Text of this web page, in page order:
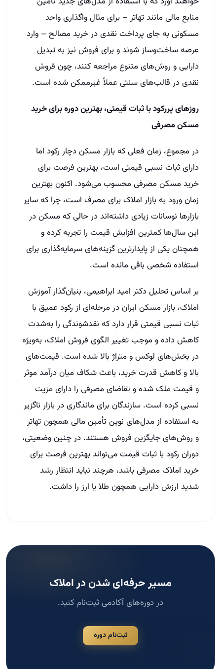
منابع مالی مانند تهاتر – برای مثال واگذاری واحد
مسکونی به جای پرداخت نقدی در خرید مصالح – وارد
عرصه ساخت‌وساز شوند و برای فروش نیز به تبدیل
دارایی و روش‌های متنوع مراجعه کنند، چون فروش
نقدی در قالب‌های سنتی عملاً غیرممکن شده است.
روزهای پررکود با ثبات قیمتی، بهترین دوره برای خرید
مسکن مصرفی
در مجموع، زمان فعلی که بازار مسکن دچار رکود اما
دارای ثبات نسبی قیمتی است، بهترین فرصت برای
خرید مسکن مصرفی محسوب می‌شود. اکنون بهترین
زمان ورود به بازار املاک برای مصرف است، چرا که سایر
بازارها نوسانات زیادی داشته‌اند در حالی که مسکن در
این سال‌ها کمترین افزایش قیمت را تجربه کرده و
همچنان یکی از پایدارترین گزینه‌های سرمایه‌گذاری برای
استفاده شخصی باقی مانده است.
بر اساس تحلیل دکتر امید ابراهیمی، بنیان‌گذار آموزش
املاک، بازار مسکن ایران در مرحله‌ای از رکود عمیق با
ثبات نسبی قیمتی قرار دارد که نقدشوندگی را به‌شدت
کاهش داده و موجب تغییر الگوی فروش املاک، به‌ویژه
در بخش‌های لوکس و متراژ بالا شده است. قیمت‌های
بالا و کاهش قدرت خرید، باعث شکاف میان درآمد موثر
و قیمت ملک شده و تقاضای مصرفی را دارای مزیت
نسبی کرده است. سازندگان برای ماندگاری در بازار ناگزیر
به استفاده از مدل‌های نوین تأمین مالی همچون تهاتر
و روش‌های جایگزین فروش هستند. در چنین وضعیتی،
دوران رکود با ثبات قیمت می‌تواند بهترین فرصت برای
خرید املاک مصرفی باشد، هرچند نباید انتظار رشد
شدید ارزش دارایی همچون طلا یا ارز را داشت.
مسیر حرفه‌ای شدن در املاک
در دوره‌های آکادمی ثبت‌نام کنید.
ثبت‌نام دوره